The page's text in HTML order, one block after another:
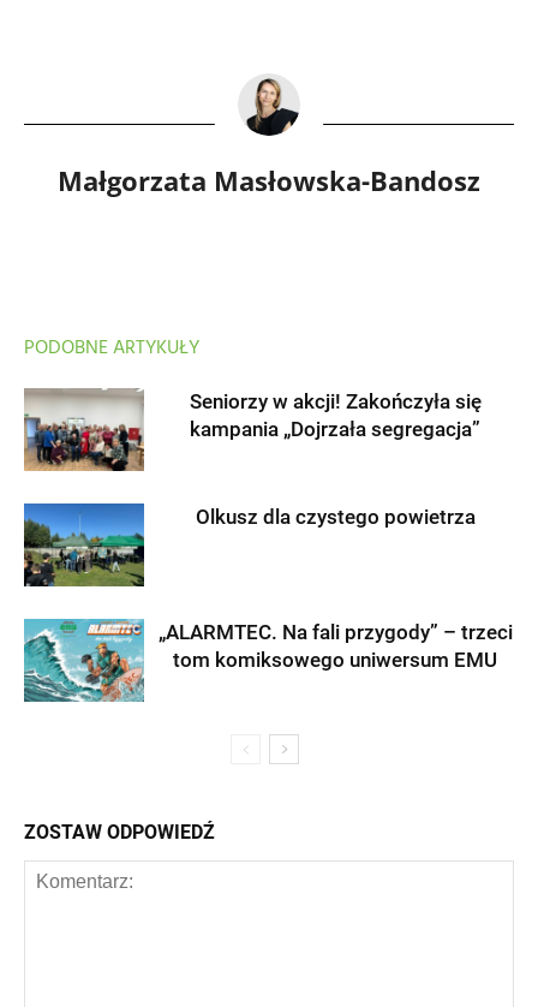
Małgorzata Masłowska-Bandosz
PODOBNE ARTYKUŁY
Seniorzy w akcji! Zakończyła się
kampania „Dojrzała segregacja”
Olkusz dla czystego powietrza
„ALARMTEC. Na fali przygody” – trzeci
tom komiksowego uniwersum EMU
ZOSTAW ODPOWIEDŹ